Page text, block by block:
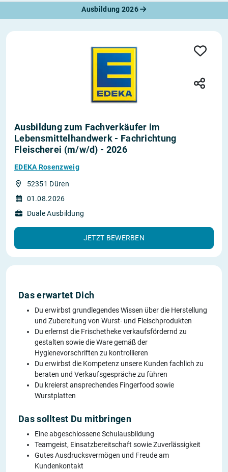
Ausbildung 2026
Ausbildung zum Fachverkäufer im
Lebensmittelhandwerk - Fachrichtung
Fleischerei (m/w/d) - 2026
EDEKA Rosenzweig
52351 Düren
01.08.2026
Duale Ausbildung
JETZT BEWERBEN
Das erwartet Dich
Du erwirbst grundlegendes Wissen über die Herstellung
und Zubereitung von Wurst- und Fleischprodukten
Du erlernst die Frischetheke verkaufsfördernd zu
gestalten sowie die Ware gemäß der
Hygienevorschriften zu kontrollieren
Du erwirbst die Kompetenz unsere Kunden fachlich zu
beraten und Verkaufsgespräche zu führen
Du kreierst ansprechendes Fingerfood sowie
Wurstplatten
Das solltest Du mitbringen
Eine abgeschlossene Schulausbildung
Teamgeist, Einsatzbereitschaft sowie Zuverlässigkeit
Gutes Ausdrucksvermögen und Freude am
Kundenkontakt